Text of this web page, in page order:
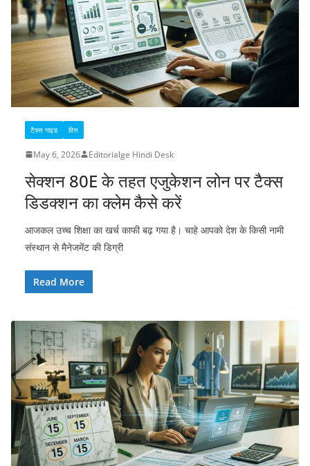
टैक्स गाइड वित्त
May 6, 2026 Editorialge Hindi Desk
सेक्शन 80E के तहत एजुकेशन लोन पर टैक्स
डिडक्शन का क्लेम कैसे करें
आजकल उच्च शिक्षा का खर्च काफी बढ़ गया है। चाहे आपको देश के किसी नामी
संस्थान से मैनेजमेंट की डिग्री
Read More